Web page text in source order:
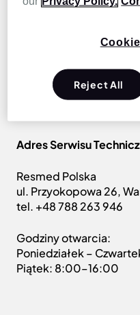
Resmed
Jesteśmy tutaj, aby
pytania dotyczące
naszego centrum
Adres Serwisu
Resmed Polska
ul. Przyokopowa 26,
tel. +48 788 263 946
Godziny otwarcia:
Poniedziałek –
Piątek: 8:00–16:00
Reject All